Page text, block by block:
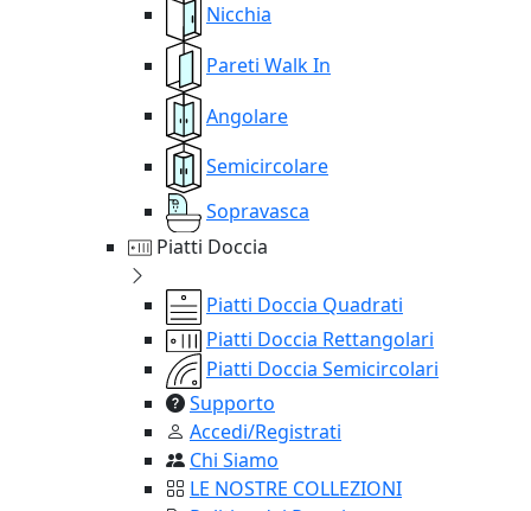
Nicchia
Pareti Walk In
Angolare
Semicircolare
Sopravasca
Piatti Doccia
Piatti Doccia Quadrati
Piatti Doccia Rettangolari
Piatti Doccia Semicircolari
Supporto
Accedi/Registrati
Chi Siamo
LE NOSTRE COLLEZIONI